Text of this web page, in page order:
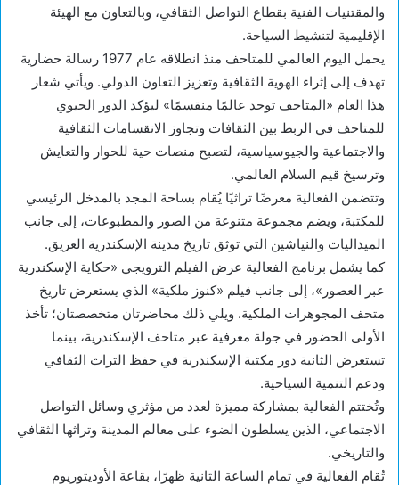
والمقتنيات الفنية بقطاع التواصل الثقافي، وبالتعاون مع الهيئة
الإقليمية لتنشيط السياحة.
يحمل اليوم العالمي للمتاحف منذ انطلاقه عام 1977 رسالة حضارية
تهدف إلى إثراء الهوية الثقافية وتعزيز التعاون الدولي. ويأتي شعار
هذا العام «المتاحف توحد عالمًا منقسمًا» ليؤكد الدور الحيوي
للمتاحف في الربط بين الثقافات وتجاوز الانقسامات الثقافية
والاجتماعية والجيوسياسية، لتصبح منصات حية للحوار والتعايش
وترسيخ قيم السلام العالمي.
وتتضمن الفعالية معرضًا تراثيًا يُقام بساحة المجد بالمدخل الرئيسي
للمكتبة، ويضم مجموعة متنوعة من الصور والمطبوعات، إلى جانب
الميداليات والنياشين التي توثق تاريخ مدينة الإسكندرية العريق.
كما يشمل برنامج الفعالية عرض الفيلم الترويجي «حكاية الإسكندرية
عبر العصور»، إلى جانب فيلم «كنوز ملكية» الذي يستعرض تاريخ
متحف المجوهرات الملكية. ويلي ذلك محاضرتان متخصصتان؛ تأخذ
الأولى الحضور في جولة معرفية عبر متاحف الإسكندرية، بينما
تستعرض الثانية دور مكتبة الإسكندرية في حفظ التراث الثقافي
ودعم التنمية السياحية.
وتُختتم الفعالية بمشاركة مميزة لعدد من مؤثري وسائل التواصل
الاجتماعي، الذين يسلطون الضوء على معالم المدينة وتراثها الثقافي
والتاريخي.
تُقام الفعالية في تمام الساعة الثانية ظهرًا، بقاعة الأوديتوريوم